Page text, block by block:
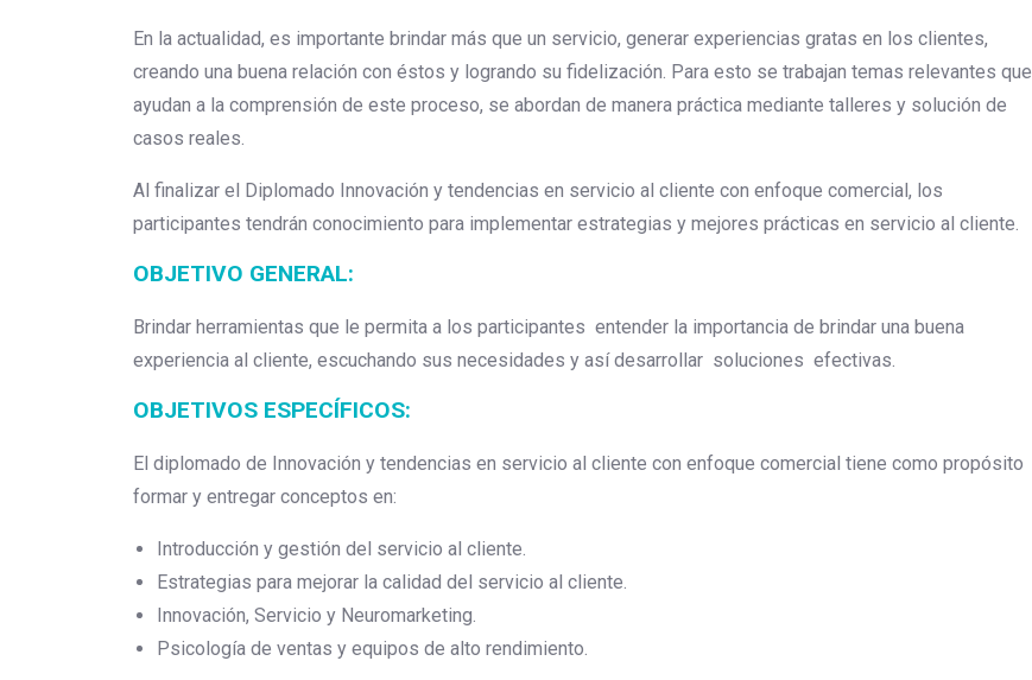
En la actualidad, es importante brindar más que un servicio, generar experiencias gratas en los clientes,
creando una buena relación con éstos y logrando su fidelización. Para esto se trabajan temas relevantes que
ayudan a la comprensión de este proceso, se abordan de manera práctica mediante talleres y solución de
casos reales.
Al finalizar el Diplomado Innovación y tendencias en servicio al cliente con enfoque comercial, los
participantes tendrán conocimiento para implementar estrategias y mejores prácticas en servicio al cliente.
OBJETIVO GENERAL:
Brindar herramientas que le permita a los participantes entender la importancia de brindar una buena
experiencia al cliente, escuchando sus necesidades y así desarrollar soluciones efectivas.
OBJETIVOS ESPECÍFICOS:
El diplomado de Innovación y tendencias en servicio al cliente con enfoque comercial tiene como propósito
formar y entregar conceptos en:
Introducción y gestión del servicio al cliente.
Estrategias para mejorar la calidad del servicio al cliente.
Innovación, Servicio y Neuromarketing.
Psicología de ventas y equipos de alto rendimiento.